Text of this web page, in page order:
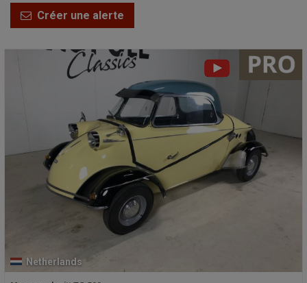
Créer une alerte
Netherlands